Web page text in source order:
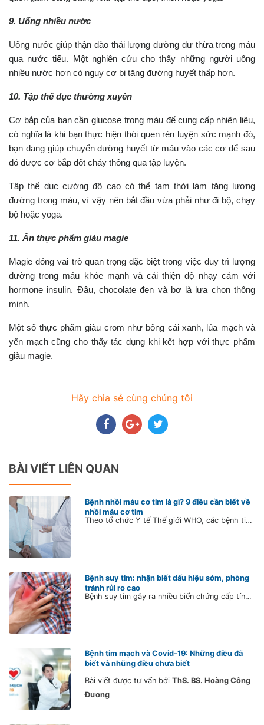
9. Uống nhiều nước
Uống nước giúp thận đào thải lượng đường dư thừa trong máu
qua nước tiểu. Một nghiên cứu cho thấy những người uống
nhiều nước hơn có nguy cơ bị tăng đường huyết thấp hơn.
10. Tập thể dục thường xuyên
Cơ bắp của bạn cần glucose trong máu để cung cấp nhiên liệu,
có nghĩa là khi bạn thực hiện thói quen rèn luyện sức mạnh đó,
bạn đang giúp chuyển đường huyết từ máu vào các cơ để sau
đó được cơ bắp đốt cháy thông qua tập luyện.
Tập thể dục cường độ cao có thể tạm thời làm tăng lượng
đường trong máu, vì vậy nên bắt đầu vừa phải như đi bộ, chạy
bộ hoặc yoga.
11. Ăn thực phẩm giàu magie
Magie đóng vai trò quan trọng đặc biệt trong việc duy trì lượng
đường trong máu khỏe mạnh và cải thiện độ nhạy cảm với
hormone insulin. Đậu, chocolate đen và bơ là lựa chọn thông
minh.
Một số thực phẩm giàu crom như bông cải xanh, lúa mạch và
yến mạch cũng cho thấy tác dụng khi kết hợp với thực phẩm
giàu magie.
Hãy chia sẻ cùng chúng tôi
BÀI VIẾT LIÊN QUAN
Bệnh nhồi máu cơ tim là gì? 9 điều cần biết về
nhồi máu cơ tim
Theo tổ chức Y tế Thế giới WHO, các bệnh tim mạch (CVD) cướp đi sinh mạng của 17,9 triệu người mỗi năm (chiếm 31% tổng số ca tử vong toàn cầu). Trong đó, nhồi máu cơ tim là một trong những bệnh lý về tim chiếm tỷ lệ gây tử vong nhiều nhất. Tìm hiểu về bệnh nhồi máu cơ tim sẽ giúp bạn hiểu rõ về bệnh lý này, từ có cách phòng tránh căn bệnh nguy hiểm này tốt hơn.
Bệnh suy tim: nhận biết dấu hiệu sớm, phòng
tránh rủi ro cao
Bệnh suy tim gây ra nhiều biến chứng cấp tính nguy hiểm, khó chữa khỏi nhưng người bệnh vẫn có cơ hội làm chậm sự tiến triển của bệnh nếu điều trị sớm.
Bệnh tim mạch và Covid-19: Những điều đã
biết và những điều chưa biết
Bài viết được tư vấn bởi ThS. BS. Hoàng Công
Đương